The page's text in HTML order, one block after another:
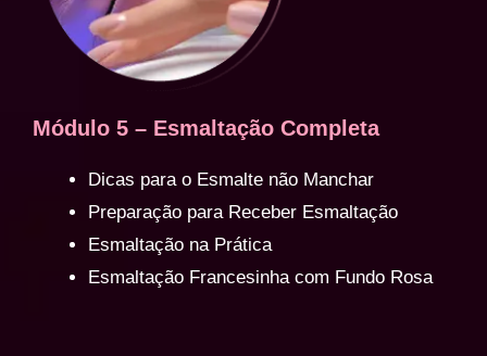
Módulo 5 – Esmaltação Completa
Dicas para o Esmalte não Manchar
Preparação para Receber Esmaltação
Esmaltação na Prática
Esmaltação Francesinha com Fundo Rosa